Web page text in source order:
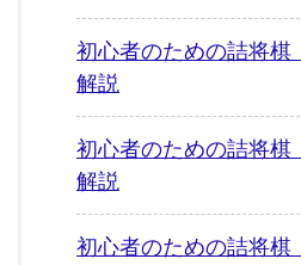
初心者のための詰将
解説
初心者のための詰将
解説
初心者のための詰将